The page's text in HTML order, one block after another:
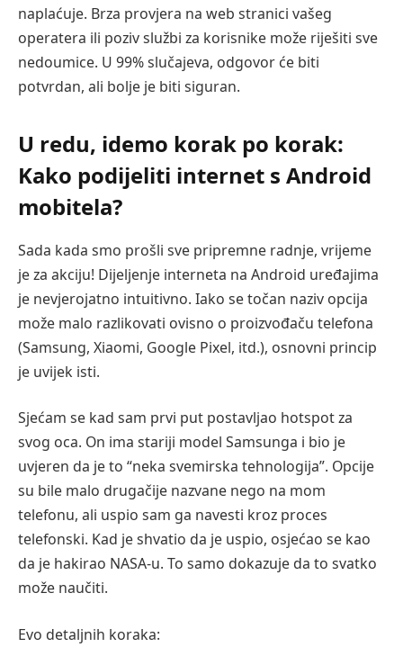
naplaćuje. Brza provjera na web stranici vašeg
operatera ili poziv službi za korisnike može riješiti sve
nedoumice. U 99% slučajeva, odgovor će biti
potvrdan, ali bolje je biti siguran.
U redu, idemo korak po korak:
Kako podijeliti internet s Android
mobitela?
Sada kada smo prošli sve pripremne radnje, vrijeme
je za akciju! Dijeljenje interneta na Android uređajima
je nevjerojatno intuitivno. Iako se točan naziv opcija
može malo razlikovati ovisno o proizvođaču telefona
(Samsung, Xiaomi, Google Pixel, itd.), osnovni princip
je uvijek isti.
Sjećam se kad sam prvi put postavljao hotspot za
svog oca. On ima stariji model Samsunga i bio je
uvjeren da je to “neka svemirska tehnologija”. Opcije
su bile malo drugačije nazvane nego na mom
telefonu, ali uspio sam ga navesti kroz proces
telefonski. Kad je shvatio da je uspio, osjećao se kao
da je hakirao NASA-u. To samo dokazuje da to svatko
može naučiti.
Evo detaljnih koraka: